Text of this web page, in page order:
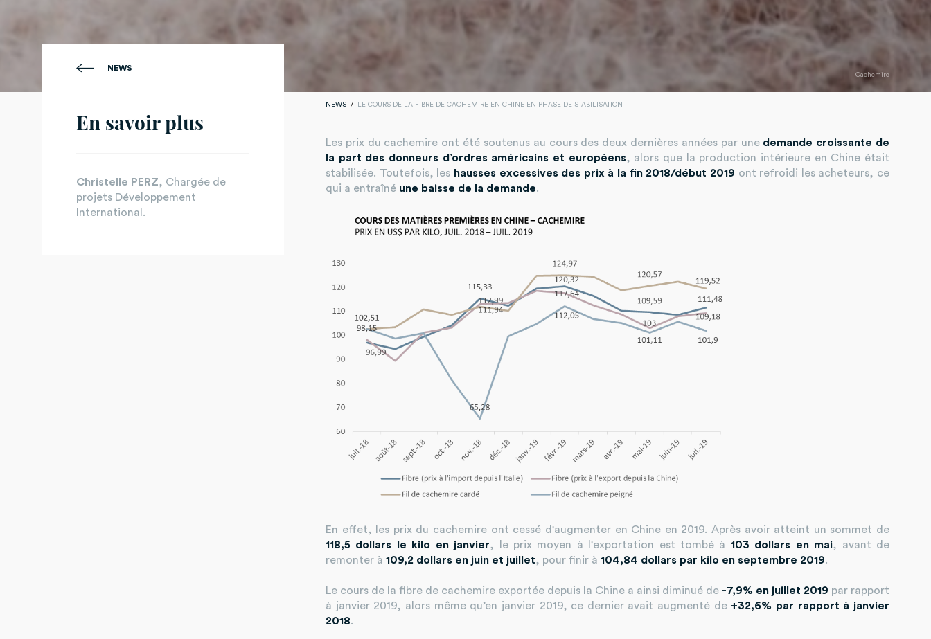
Cachemire
NEWS
En savoir plus
Christelle PERZ, Chargée de
projets Développement
International.
NEWS LE COURS DE LA FIBRE DE CACHEMIRE EN CHINE EN PHASE DE STABILISATION
Les prix du cachemire ont été soutenus au cours des deux dernières années par une demande croissante de
la part des donneurs d’ordres américains et européens, alors que la production intérieure en Chine était
stabilisée. Toutefois, les hausses excessives des prix à la fin 2018/début 2019 ont refroidi les acheteurs, ce
qui a entraîné une baisse de la demande.
En effet, les prix du cachemire ont cessé d'augmenter en Chine en 2019. Après avoir atteint un sommet de
118,5 dollars le kilo en janvier, le prix moyen à l'exportation est tombé à 103 dollars en mai, avant de
remonter à 109,2 dollars en juin et juillet, pour finir à 104,84 dollars par kilo en septembre 2019.
Le cours de la fibre de cachemire exportée depuis la Chine a ainsi diminué de -7,9% en juillet 2019 par rapport
à janvier 2019, alors même qu’en janvier 2019, ce dernier avait augmenté de +32,6% par rapport à janvier
2018.